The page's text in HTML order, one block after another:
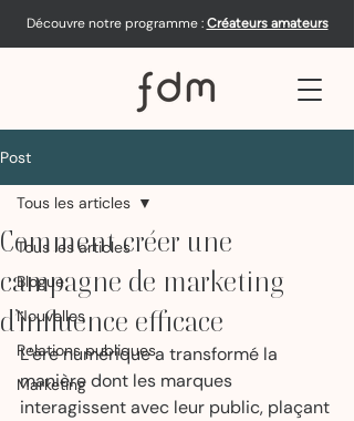
Découvre notre programme : Créateurs amateurs
Post
Tous les articles
Blogue
Nouvelles
Relations publiques
Marketing
Tous les articles
Comment créer une
campagne de marketing
d’influence efficace
L’ère numérique a transformé la
manière dont les marques
interagissent avec leur public, plaçant